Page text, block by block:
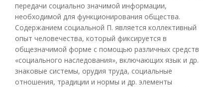
передачи социально значимой информации,
необходимой для функционирования общества.
Содержанием социальной П. является коллективный
опыт человечества, который фиксируется в
общезначимой форме с помощью различных средств
«социального наследования», включающих язык и др.
знаковые системы, орудия труда, социальные
отношения, традиции и нормы и др. элементы